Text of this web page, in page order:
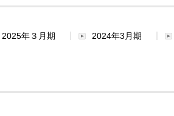
2025年３月期 2024年3月期